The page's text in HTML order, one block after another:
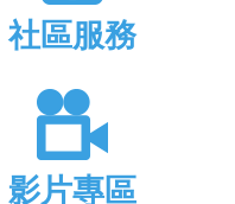
社區服務
影片專區